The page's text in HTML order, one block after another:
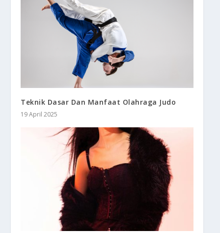
Teknik Dasar Dan Manfaat Olahraga Judo
19 April 2025